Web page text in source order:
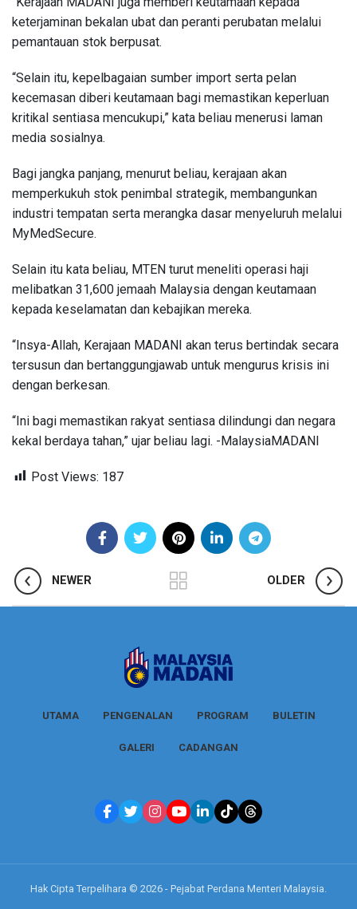
keterjaminan bekalan ubat dan peranti perubatan melalui
pemantauan stok berpusat.
“Selain itu, kepelbagaian sumber import serta pelan
kecemasan diberi keutamaan bagi memastikan keperluan
kritikal sentiasa mencukupi,” kata beliau menerusi laman
media sosialnya.
Bagi jangka panjang, menurut beliau, kerajaan akan
memperkukuh stok penimbal strategik, membangunkan
industri tempatan serta merangka dasar menyeluruh melalui
MyMedSecure.
Selain itu kata beliau, MTEN turut meneliti operasi haji
melibatkan 31,600 jemaah Malaysia dengan keutamaan
kepada keselamatan dan kebajikan mereka.
“Insya-Allah, Kerajaan MADANI akan terus bertindak secara
tersusun dan bertanggungjawab untuk mengurus krisis ini
dengan berkesan.
“Ini bagi memastikan rakyat sentiasa dilindungi dan negara
kekal berdaya tahan,” ujar beliau lagi. -MalaysiaMADANI
Post Views: 187
NEWER OLDER
UTAMA PENGENALAN PROGRAM BULETIN
GALERI CADANGAN
Hak Cipta Terpelihara © 2026 - Pejabat Perdana Menteri Malaysia.